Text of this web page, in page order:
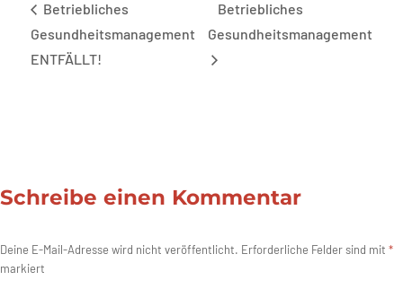
Betriebliches
Gesundheitsmanagement
ENTFÄLLT!
Betriebliches
Gesundheitsmanagement
Schreibe einen Kommentar
Deine E-Mail-Adresse wird nicht veröffentlicht. Erforderliche Felder sind mit *
markiert